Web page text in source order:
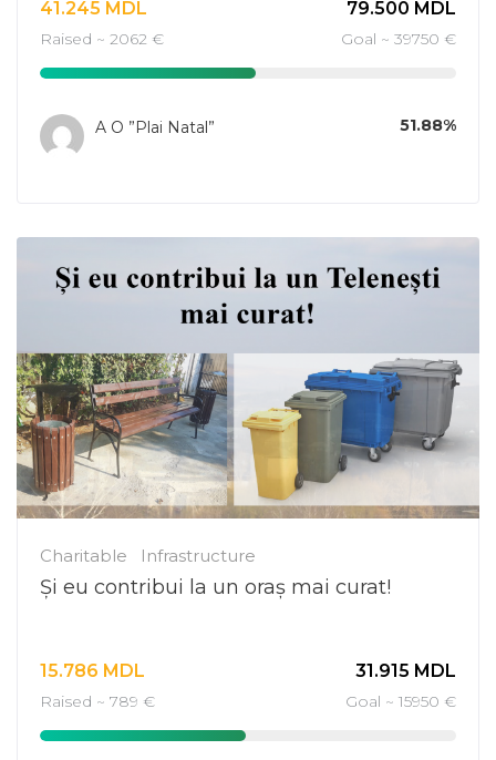
41.245 MDL
Raised ~ 2062 €
79.500 MDL
Goal ~ 39750 €
A O ”Plai Natal” 51.88%
Charitable Infrastructure
Și eu contribui la un oraș mai curat!
15.786 MDL
Raised ~ 789 €
31.915 MDL
Goal ~ 15950 €